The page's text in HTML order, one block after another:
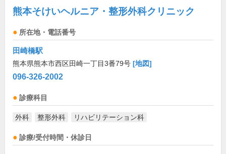
熊本そけいヘルニア・整形外科クリニック
所在地・電話番号
田崎橋駅
熊本県熊本市西区田崎一丁目3番79号 [地図]
096-326-2002
診療科目
外科 整形外科 リハビリテーション科
診療/受付時間・休診日